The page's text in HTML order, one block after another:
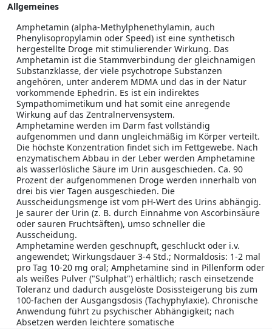
Allgemeines
Amphetamin (alpha-Methylphenethylamin, auch
Phenylisopropylamin oder Speed) ist eine synthetisch
hergestellte Droge mit stimulierender Wirkung. Das
Amphetamin ist die Stammverbindung der gleichnamigen
Substanzklasse, der viele psychotrope Substanzen
angehören, unter anderem MDMA und das in der Natur
vorkommende Ephedrin. Es ist ein indirektes
Sympathomimetikum und hat somit eine anregende
Wirkung auf das Zentralnervensystem.
Amphetamine werden im Darm fast vollständig
aufgenommen und dann ungleichmäßig im Körper verteilt.
Die höchste Konzentration findet sich im Fettgewebe. Nach
enzymatischem Abbau in der Leber werden Amphetamine
als wasserlösliche Säure im Urin ausgeschieden. Ca. 90
Prozent der aufgenommenen Droge werden innerhalb von
drei bis vier Tagen ausgeschieden. Die
Ausscheidungsmenge ist vom pH-Wert des Urins abhängig.
Je saurer der Urin (z. B. durch Einnahme von Ascorbinsäure
oder sauren Fruchtsäften), umso schneller die
Ausscheidung.
Amphetamine werden geschnupft, geschluckt oder i.v.
angewendet; Wirkungsdauer 3-4 Std.; Normaldosis: 1-2 mal
pro Tag 10-20 mg oral; Amphetamine sind in Pillenform oder
als weißes Pulver ("Sulphat") erhältlich; rasch einsetzende
Toleranz und dadurch ausgelöste Dosissteigerung bis zum
100-fachen der Ausgangsdosis (Tachyphylaxie). Chronische
Anwendung führt zu psychischer Abhängigkeit; nach
Absetzen werden leichtere somatische